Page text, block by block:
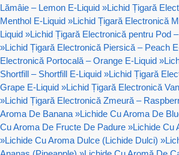
Lămâie – Lemon E-Liquid »Lichid Țigară
Menthol E-Liquid »Lichid Țigară Electronică
Liquid »Lichid Țigară Electronică pentru Pod
»Lichid Țigară Electronică Piersică – Peach
Electronică Portocală – Orange E-Liquid »
Shortfill – Shortfill E-Liquid »Lichid Țigară
Grape E-Liquid »Lichid Țigară Electronică
»Lichid Țigară Electronică Zmeură –
Aroma De Banana »Lichide Cu Aroma De
Cu Aroma De Fructe De Padure »Lichide Cu
»Lichide Cu Aroma Dulce (Lichide Dulci) »